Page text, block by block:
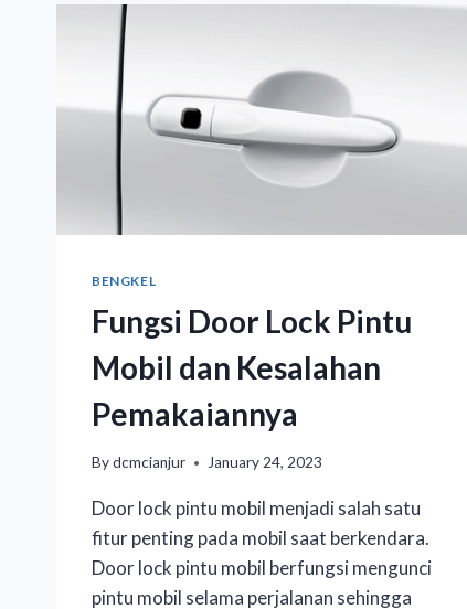
BENGKEL
Fungsi Door Lock Pintu
Mobil dan Kesalahan
Pemakaiannya
Bydcmcianjur January 24, 2023
Door lock pintu mobil menjadi salah satu
fitur penting pada mobil saat berkendara.
Door lock pintu mobil berfungsi mengunci
pintu mobil selama perjalanan sehingga